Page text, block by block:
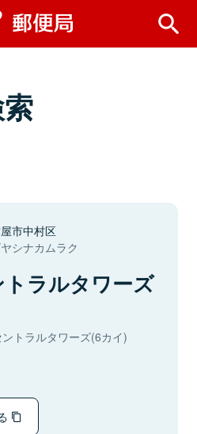
市中村区
シナカムラク
ラルタワーズ
トラルタワーズ(6カイ)